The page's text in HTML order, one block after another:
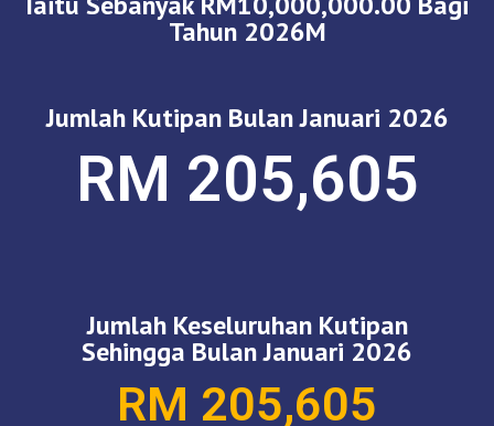
Tahun 2026M
Jumlah Kutipan Bulan Januari 2026
RM 205,605
Jumlah Keseluruhan Kutipan
Sehingga Bulan Januari 2026
RM 205,605